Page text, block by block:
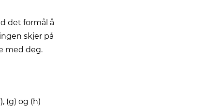
det formål å
skjer på
med deg.
(g) og (h)